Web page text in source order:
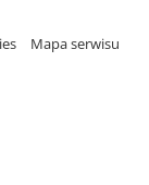
Mapa serwisu